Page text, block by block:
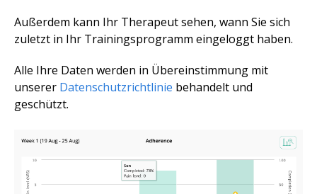
Außerdem kann Ihr Therapeut sehen, wann Sie sich
zuletzt in Ihr Trainingsprogramm eingeloggt haben.
Alle Ihre Daten werden in Übereinstimmung mit
unserer Datenschutzrichtlinie behandelt und
geschützt.